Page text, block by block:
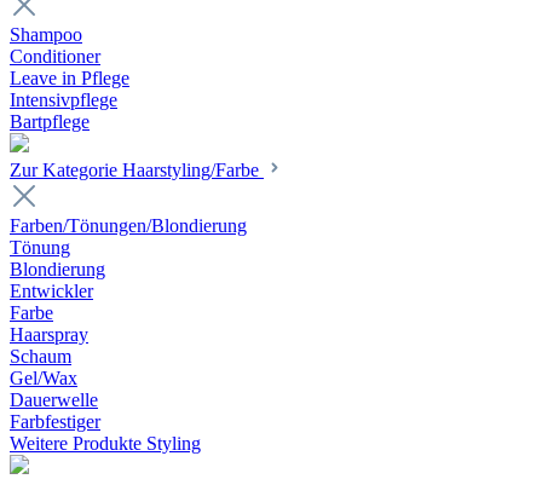
Shampoo
Conditioner
Leave in Pflege
Intensivpflege
Bartpflege
Zur Kategorie Haarstyling/Farbe
Farben/Tönungen/Blondierung
Tönung
Blondierung
Entwickler
Farbe
Haarspray
Schaum
Gel/Wax
Dauerwelle
Farbfestiger
Weitere Produkte Styling